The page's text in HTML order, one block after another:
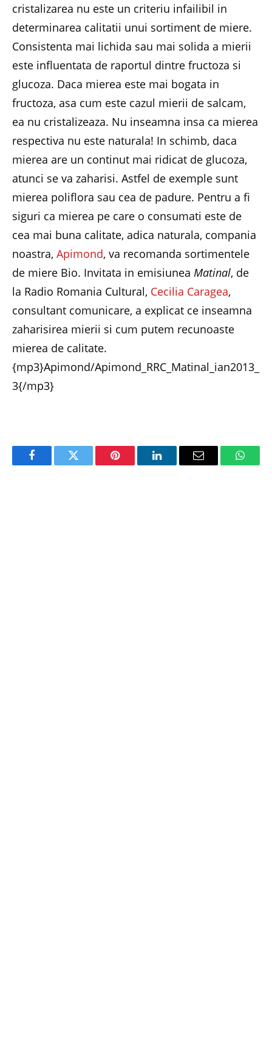
cristalizarea nu este un criteriu infailibil in
determinarea calitatii unui sortiment de miere.
Consistenta mai lichida sau mai solida a mierii
este influentata de raportul dintre fructoza si
glucoza. Daca mierea este mai bogata in
fructoza, asa cum este cazul mierii de salcam,
ea nu cristalizeaza. Nu inseamna insa ca mierea
respectiva nu este naturala! In schimb, daca
mierea are un continut mai ridicat de glucoza,
atunci se va zaharisi. Astfel de exemple sunt
mierea poliflora sau cea de padure. Pentru a fi
siguri ca mierea pe care o consumati este de
cea mai buna calitate, adica naturala, compania
noastra, Apimond, va recomanda sortimentele
de miere Bio. Invitata in emisiunea Matinal, de
la Radio Romania Cultural, Cecilia Caragea,
consultant comunicare, a explicat ce inseamna
zaharisirea mierii si cum putem recunoaste
mierea de calitate.
{mp3}Apimond/Apimond_RRC_Matinal_ian2013_
3{/mp3}
FacebookTwitter Pinterest LinkedInEmail